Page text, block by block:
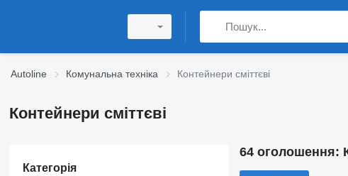
Autoline Комунальна техніка Контейнери сміттєві
Контейнери сміттєві
Категорія
64 оголошення: